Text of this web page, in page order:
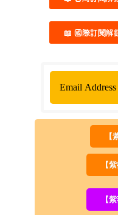
📖 國際訂閱解
【
【
【